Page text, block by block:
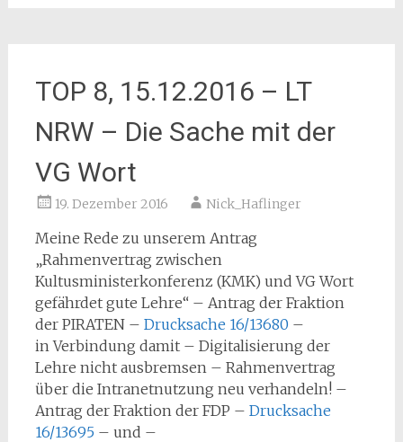
TOP 8, 15.12.2016 – LT
NRW – Die Sache mit der
VG Wort
19. Dezember 2016 Nick_Haflinger
Meine Rede zu unserem Antrag
„Rahmenvertrag zwischen
Kultusministerkonferenz (KMK) und VG Wort
gefährdet gute Lehre“ – Antrag der Fraktion
der PIRATEN – Drucksache 16/13680 –
in Verbindung damit – Digitalisierung der
Lehre nicht ausbremsen – Rahmenvertrag
über die Intranetnutzung neu verhandeln! –
Antrag der Fraktion der FDP – Drucksache
16/13695– und –